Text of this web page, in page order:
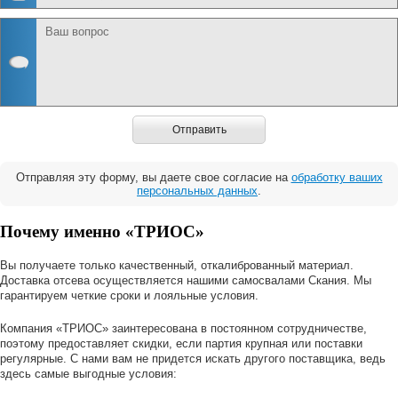
Отправить
Отправляя эту форму, вы даете свое согласие на обработку ваших
персональных данных.
Почему именно «ТРИОС»
Вы получаете только качественный, откалиброванный материал.
Доставка отсева осуществляется нашими самосвалами Скания. Мы
гарантируем четкие сроки и лояльные условия.
Компания «ТРИОС» заинтересована в постоянном сотрудничестве,
поэтому предоставляет скидки, если партия крупная или поставки
регулярные. С нами вам не придется искать другого поставщика, ведь
здесь самые выгодные условия: